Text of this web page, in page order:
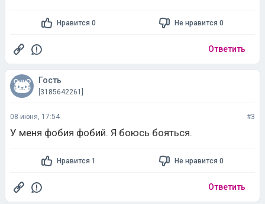
Нравится 0 Не нравится 0
Ответить
Гость
[3185642261]
08 июня, 17:54 #3
У меня фобия фобий. Я боюсь бояться.
Нравится 1 Не нравится 0
Ответить